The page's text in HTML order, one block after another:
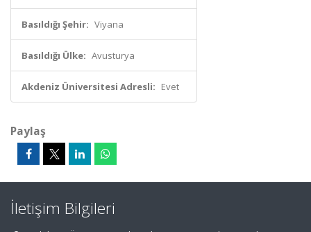
Basıldığı Şehir: Viyana
Basıldığı Ülke: Avusturya
Akdeniz Üniversitesi Adresli: Evet
Paylaş
İletişim Bilgileri